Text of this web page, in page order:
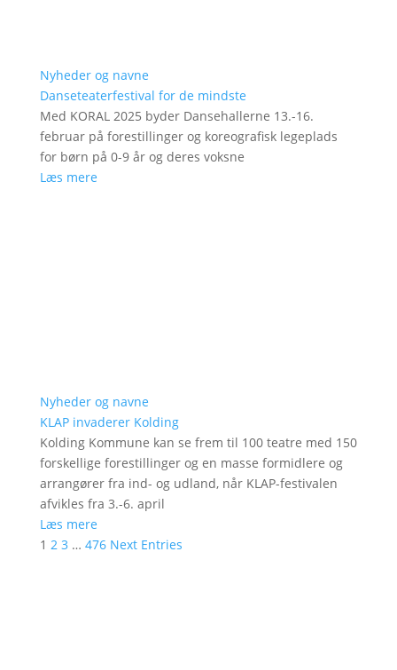
Nyheder og navne
Danseteaterfestival for de mindste
Med KORAL 2025 byder Dansehallerne 13.-16.
februar på forestillinger og koreografisk legeplads
for børn på 0-9 år og deres voksne
Læs mere
Nyheder og navne
KLAP invaderer Kolding
Kolding Kommune kan se frem til 100 teatre med 150
forskellige forestillinger og en masse formidlere og
arrangører fra ind- og udland, når KLAP-festivalen
afvikles fra 3.-6. april
Læs mere
1 2 3 … 476 Next Entries